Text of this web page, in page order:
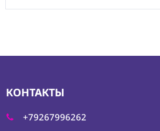
КОНТАКТЫ
+79267996262